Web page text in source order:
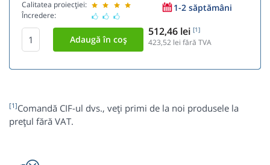
Calitatea proiecției:
Încredere:
1-2 săptămâni
512,46 lei [1]
423,52 lei fără TVA
[1]Comandă CIF-ul dvs., veți primi de la noi produsele la
prețul fără VAT.